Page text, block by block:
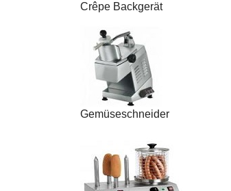
Crêpe Backgerät
Gemüseschneider